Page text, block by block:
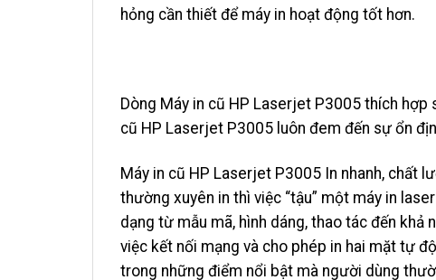
hỏng cần thiết để máy in hoạt động tốt hơn.
Dòng Máy in cũ HP Laserjet P3005 thích
cũ HP Laserjet P3005 luôn đem đến sự ổn
Máy in cũ HP Laserjet P3005 In nhanh, chất
thường xuyên in thì việc “tậu” một máy in
dạng từ mẫu mã, hình dáng, thao tác đến khả
việc kết nối mạng và cho phép in hai mặt tự
trong những điểm nổi bật mà người dùng